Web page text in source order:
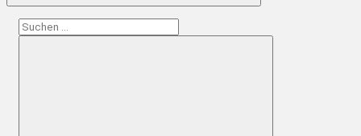
Suchen
nach: